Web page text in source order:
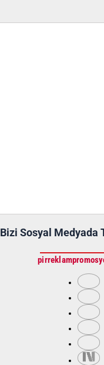
Bizi Sosyal Medyada